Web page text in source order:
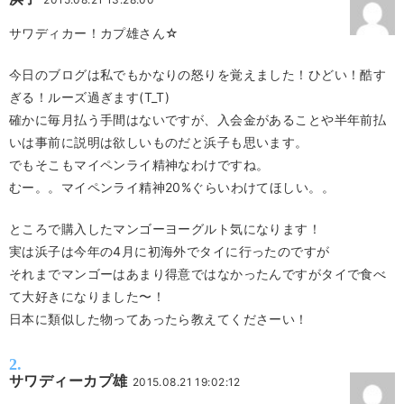
サワディカー！カプ雄さん☆
今日のブログは私でもかなりの怒りを覚えました！ひどい！酷す
ぎる！ルーズ過ぎます(T_T)
確かに毎月払う手間はないですが、入会金があることや半年前払
いは事前に説明は欲しいものだと浜子も思います。
でもそこもマイペンライ精神なわけですね。
むー。。マイペンライ精神20%ぐらいわけてほしい。。
ところで購入したマンゴーヨーグルト気になります！
実は浜子は今年の4月に初海外でタイに行ったのですが
それまでマンゴーはあまり得意ではなかったんですがタイで食べ
て大好きになりました〜！
日本に類似した物ってあったら教えてくださーい！
サワディーカプ雄 2015.08.21 19:02:12